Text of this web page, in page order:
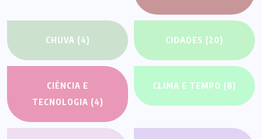
CHUVA (4) CIDADES (20)
CIÊNCIA E
TECNOLOGIA (4)
CLIMA E TEMPO (8)